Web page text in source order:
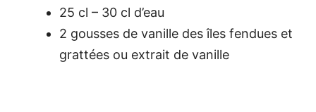
25 cl – 30 cl d’eau
2 gousses de vanille des îles fendues et
grattées ou extrait de vanille